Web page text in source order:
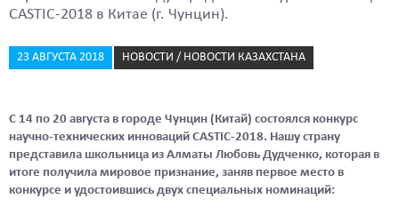
CASTIC-2018 в Китае (г. Чунцин).
23 АВГУСТА 2018 НОВОСТИ / НОВОСТИ КАЗАХСТАНА
С 14 по 20 августа в городе Чунцин (Китай) состоялся конкурс
научно-технических инноваций CASTIC-2018. Нашу страну
представила школьница из Алматы Любовь Дудченко, которая в
итоге получила мировое признание, заняв первое место в
конкурсе и удостоившись двух специальных номинаций: